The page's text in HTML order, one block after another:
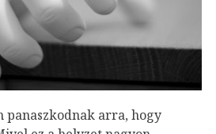
panaszkodnak arra, hogy